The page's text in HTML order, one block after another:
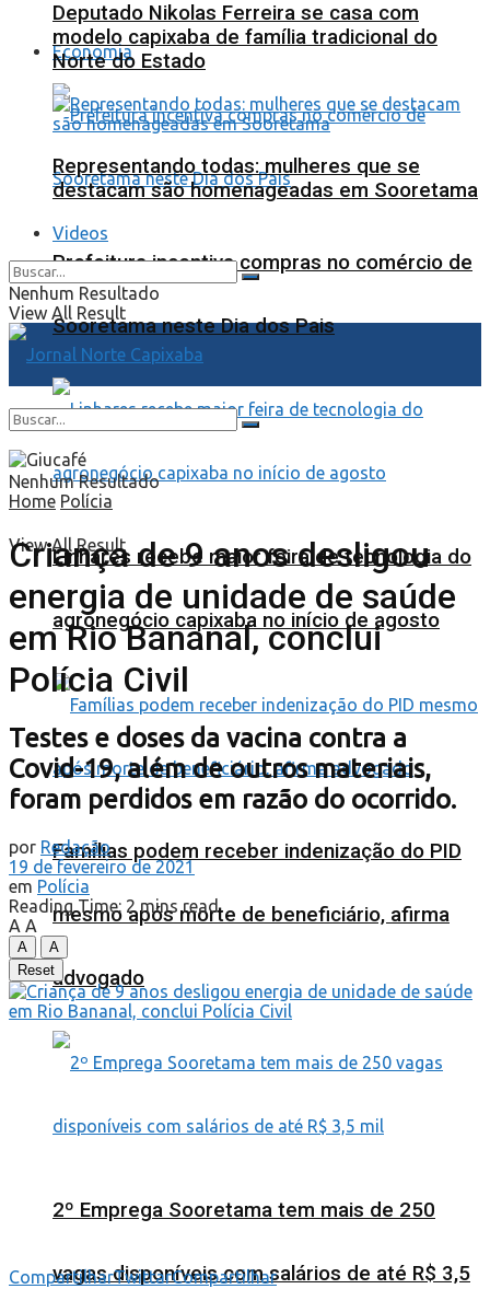
Economia
Prefeitura incentiva compras no comércio de
Sooretama neste Dia dos Pais
Linhares recebe maior feira de tecnologia do
agronegócio capixaba no início de agosto
Famílias podem receber indenização do PID
mesmo após morte de beneficiário, afirma
advogado
2º Emprega Sooretama tem mais de 250
vagas disponíveis com salários de até R$ 3,5
Deputado Nikolas Ferreira se casa com
modelo capixaba de família tradicional do
Norte do Estado
Representando todas: mulheres que se
destacam são homenageadas em Sooretama
Videos
Nenhum Resultado
View All Result
Nenhum Resultado
View All Result
Home Polícia
Criança de 9 anos desligou
energia de unidade de saúde
em Rio Bananal, conclui
Polícia Civil
Testes e doses da vacina contra a
Covid-19, além de outros materiais,
foram perdidos em razão do ocorrido.
por Redação
19 de fevereiro de 2021
em Polícia
Reading Time: 2 mins read
A A
A
A
Reset
CompartilharTwittarCompartilhar